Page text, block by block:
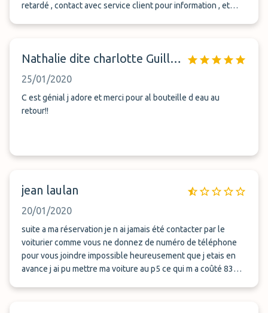
retardé , contact avec service client pour information , et
possibilité de reboucler avec le service client qui garantit
Nathalie dite charlotte Guillemain Darnal
25/01/2020
C est génial j adore et merci pour al bouteille d eau au
retour!!
jean laulan
20/01/2020
suite a ma réservation je n ai jamais été contacter par le
voiturier comme vous ne donnez de numéro de téléphone
pour vous joindre impossible heureusement que j etais en
avance j ai pu mettre ma voiture au p5 ce qui m a coûté 83